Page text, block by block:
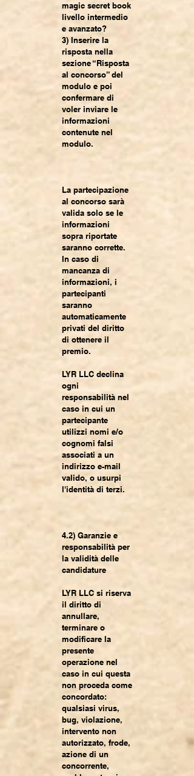
magic secret book
livello intermedio
e avanzato?
3) Inserire la
risposta nella
sezione “Risposta
al concorso” del
modulo e poi
confermare di
voler inviare le
informazioni
contenute nel
modulo.
La partecipazione
al concorso sarà
valida solo se le
informazioni
sopra riportate
saranno corrette.
In caso di
mancanza di
informazioni, i
partecipanti
saranno
automaticamente
privati del diritto
di ottenere il
premio.
LYR LLC declina
ogni
responsabilità nel
caso in cui un
partecipante
utilizzi nomi e/o
cognomi falsi
associati a un
indirizzo e-mail
valido, o usurpi
l'identità di terzi.
4.2) Garanzie e
responsabilità per
la validità delle
candidature
LYR LLC si riserva
il diritto di
annullare,
terminare o
modificare la
presente
operazione nel
caso in cui questa
non proceda come
concordato:
qualsiasi virus,
bug, violazione,
intervento non
autorizzato, frode,
azione di un
concorrente,